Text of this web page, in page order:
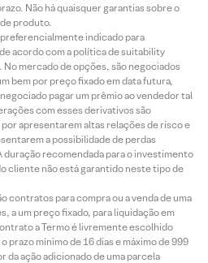
Não há quaisquer garantias sobre o
produto.
indicado para
acordo com a política de suitability
mercado de opções, são negociados
bem por preço fixado em data futura,
pagar um prêmio ao vendedor tal
com esses derivativos são
apresentarem altas relações de risco e
a possibilidade de perdas
recomendada para o investimento
cliente não está garantido neste tipo de
contratos para compra ou a venda de uma
a um preço fixado, para liquidação em
a Termo é livremente escolhido
mínimo de 16 dias e máximo de 999
da ação adicionado de uma parcela